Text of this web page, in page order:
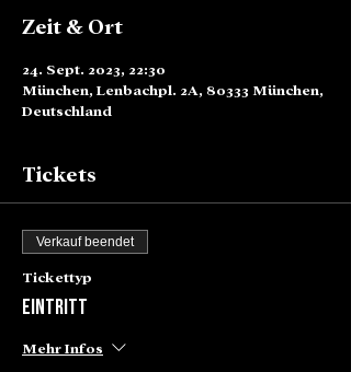
Zeit & Ort
24. Sept. 2023, 22:30
München, Lenbachpl. 2A, 80333 München,
Deutschland
Tickets
Verkauf beendet
Tickettyp
Eintritt
Mehr Infos